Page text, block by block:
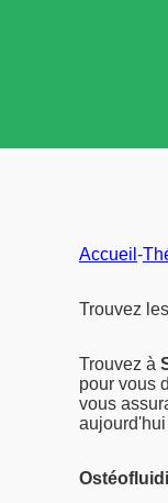
Accueil -
Trouvez
Trouvez à
pour vous
vous